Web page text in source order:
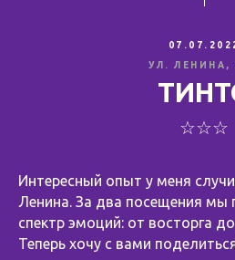
УЛ. ЛЕНИНА,
☆☆☆
Интересный опыт у меня
Ленина. За два посещения мы
спектр эмоций: от восторга
Теперь хочу с вами